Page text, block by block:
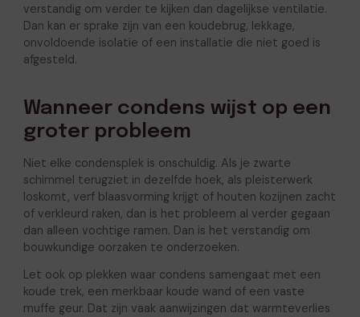
verstandig om verder te kijken dan dagelijkse ventilatie.
Dan kan er sprake zijn van een koudebrug, lekkage,
onvoldoende isolatie of een installatie die niet goed is
afgesteld.
Wanneer condens wijst op een
groter probleem
Niet elke condensplek is onschuldig. Als je zwarte
schimmel terugziet in dezelfde hoek, als pleisterwerk
loskomt, verf blaasvorming krijgt of houten kozijnen zacht
of verkleurd raken, dan is het probleem al verder gegaan
dan alleen vochtige ramen. Dan is het verstandig om
bouwkundige oorzaken te onderzoeken.
Let ook op plekken waar condens samengaat met een
koude trek, een merkbaar koude wand of een vaste
muffe geur. Dat zijn vaak aanwijzingen dat warmteverlies